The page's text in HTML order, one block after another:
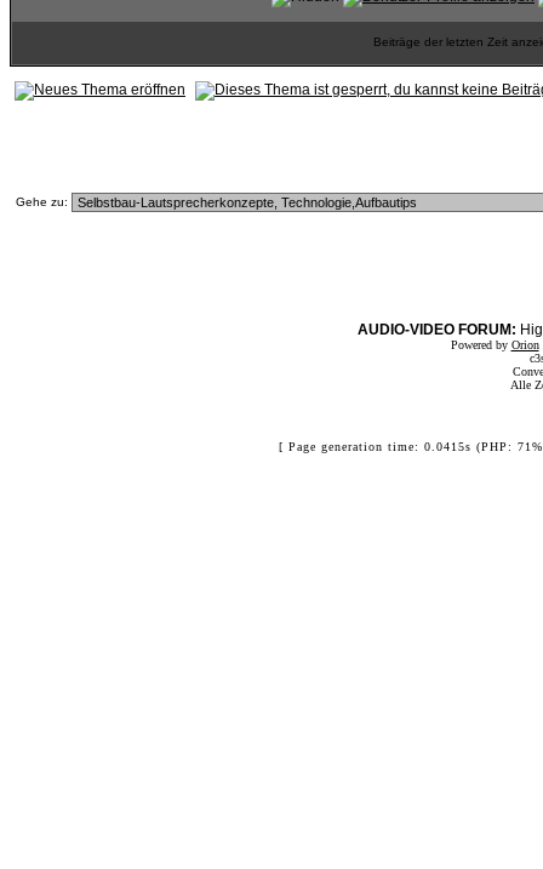
Beiträge der letzten Zeit
Gehe zu:
AUDIO-VIDEO FORUM:
Powered by Orion
Alle
[ Page generation time: 0.0415s (PHP: